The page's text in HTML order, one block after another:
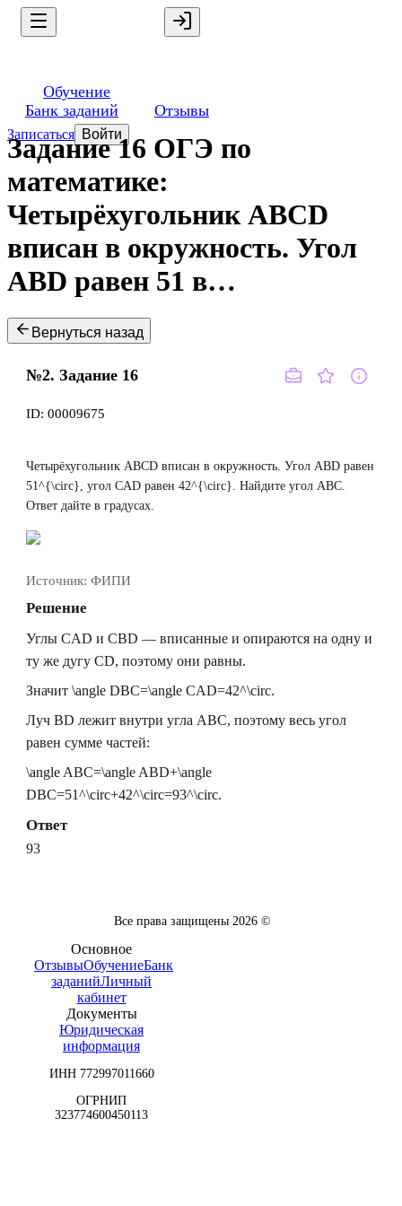
Обучение
Банк заданий
Отзывы
Записаться Войти
Задание 16 ОГЭ по
математике:
Четырёхугольник ABCD
вписан в окружность. Угол
ABD равен 51 в…
Вернуться назад
№2. Задание 16
ID: 00009675
Четырёхугольник ABCD вписан в окружность. Угол ABD равен
51^{\circ} , угол CAD равен 42^{\circ} . Найдите угол ABC
Ответ дайте в градусах.
Источник: ФИПИ
Решение
Углы CAD и CBD — вписанные и опираются на одну и
ту же дугу CD, поэтому они равны.
Значит \angle DBC=\angle CAD=42^\circ.
Луч BD лежит внутри угла ABC, поэтому весь угол
равен сумме частей:
\angle ABC=\angle ABD+\angle
DBC=51^\circ+42^\circ=93^\circ.
Ответ
93
Все права защищены 2026 ©
Основное
ОтзывыОбучениеБанк
заданийЛичный
кабинет
Документы
Юридическая
информация
ИНН 772997011660
ОГРНИП
323774600450113